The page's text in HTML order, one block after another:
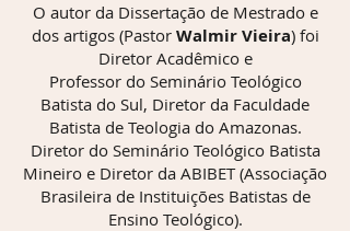
​O autor da Dissertação de Mestrado e
dos artigos (Pastor Walmir Vieira) foi
Diretor Acadêmico e
Professor do Seminário Teológico
Batista do Sul, Diretor da Faculdade
Batista de Teologia do Amazonas.
Diretor do Seminário Teológico Batista
Mineiro e Diretor da ABIBET (Associação
Brasileira de Instituições Batistas de
Ensino Teológico).